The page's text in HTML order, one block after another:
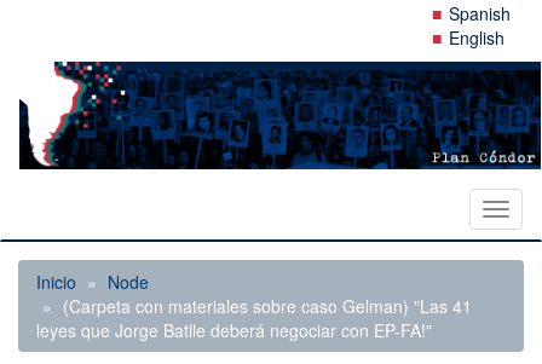
contenido
principal
Spanish
English
Inicio
Node
(Carpeta con materiales sobre caso Gelman) "Las 41
leyes que Jorge Batlle deberá negociar con EP-FA!"